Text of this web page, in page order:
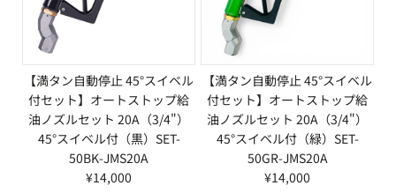
【満タン自動停止 45°スイベル
付セット】オートストップ給
油ノズルセット 20A（3/4"）
45°スイベル付（黒）SET-
50BK-JMS20A
¥14,000
【満タン自動停止 45°スイベル
付セット】オートストップ給
油ノズルセット 20A（3/4"）
45°スイベル付（緑）SET-
50GR-JMS20A
¥14,000